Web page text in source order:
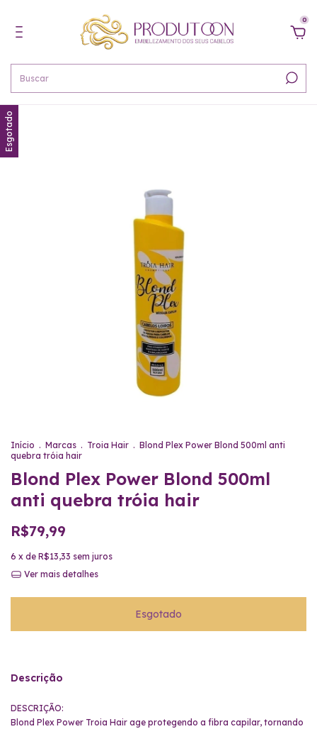
0
Esgotado
Início . Marcas . Troia Hair . Blond Plex Power Blond 500ml anti
quebra tróia hair
Blond Plex Power Blond 500ml
anti quebra tróia hair
R$79,99
6 x de R$13,33 sem juros
Ver mais detalhes
Descrição
DESCRIÇÃO:
Blond Plex Power Troia Hair age protegendo a fibra capilar, tornando